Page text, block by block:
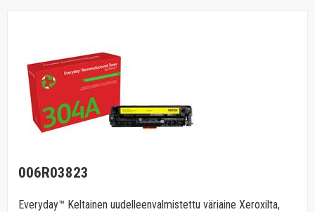
006R03823
Everyday™ Keltainen uudelleenvalmistettu väriaine Xeroxilta,